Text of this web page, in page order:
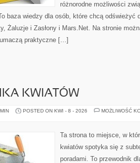
różnorodne możliwości
baza wiedzy dla osób, które chcą odświeżyć
Żaluzje i Zasłony i Mars.Net. Na stronie
praktyczne […]
KWIATÓW
POSTED ON KWI - 8 - 2026
MOŻLIWOŚĆ
Ta strona to miejsce, w
kwiatów spotyka się z
poradami. To przewodnik